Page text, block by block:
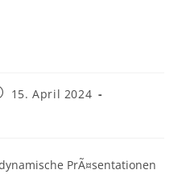
15. April 2024
PrÃ¤sentationen